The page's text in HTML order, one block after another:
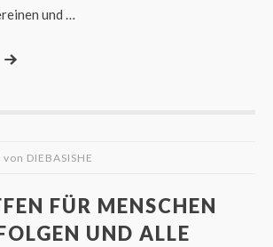
und …
von DIEBASISHE
FÜR MENSCHEN
UND ALLE